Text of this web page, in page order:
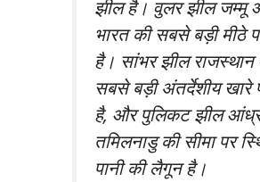
झील है। वुलर झील जम्मू
भारत की सबसे बड़ी मीठे
है। सांभर झील राजस्थान
सबसे बड़ी अंतर्देशीय खारे
है, और पुलिकट झील
तमिलनाडु की सीमा पर
पानी की लैगून है।